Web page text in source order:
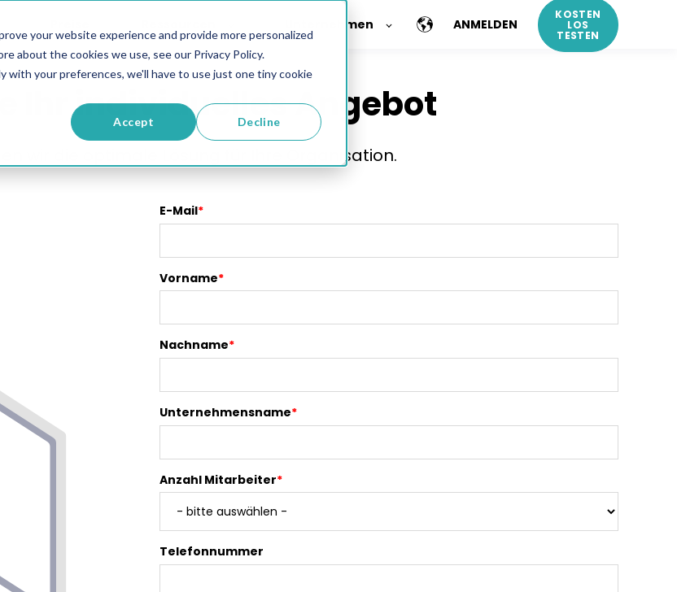
your website experience and provide more personalized
about the cookies we use, see our Privacy Policy.
your preferences, we'll have to use just one tiny cookie
Accept Decline
Unternehmen ANMELDEN
KOSTEN
LOS
TESTEN
Ihr individuelles Angebot
wir die optimale Lösung für Ihre Organisation.
E-Mail*
Vorname*
Nachname*
Unternehmensname*
Anzahl Mitarbeiter*
Telefonnummer